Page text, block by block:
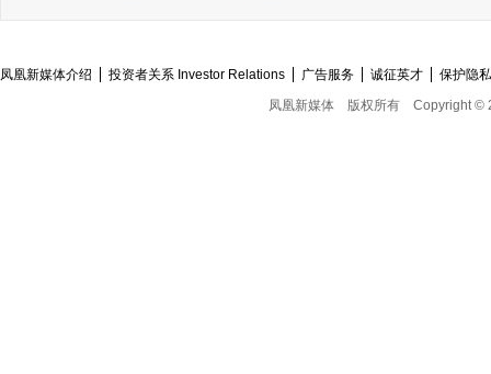
凤凰新媒体介绍 投资者关系 Investor Relations 广告服务 诚征英才
保护隐
凤凰新媒体
版权所有 Copyright ©